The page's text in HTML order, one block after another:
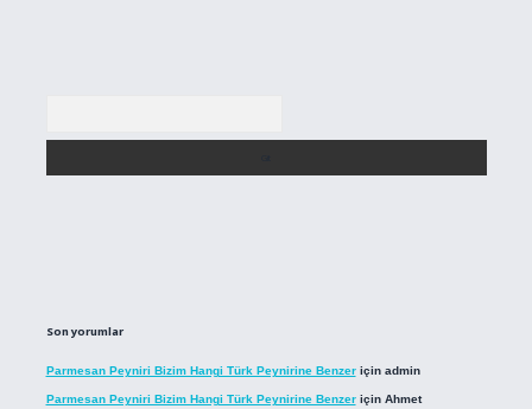
Son yorumlar
Parmesan Peyniri Bizim Hangi Türk Peynirine Benzeriçin admin
Parmesan Peyniri Bizim Hangi Türk Peynirine Benzeriçin Ahmet